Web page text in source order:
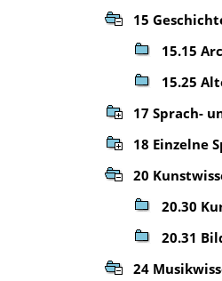
15
15.15
15.25
17 Sprach-
18 Einzelne
20
20.30
20.31
24